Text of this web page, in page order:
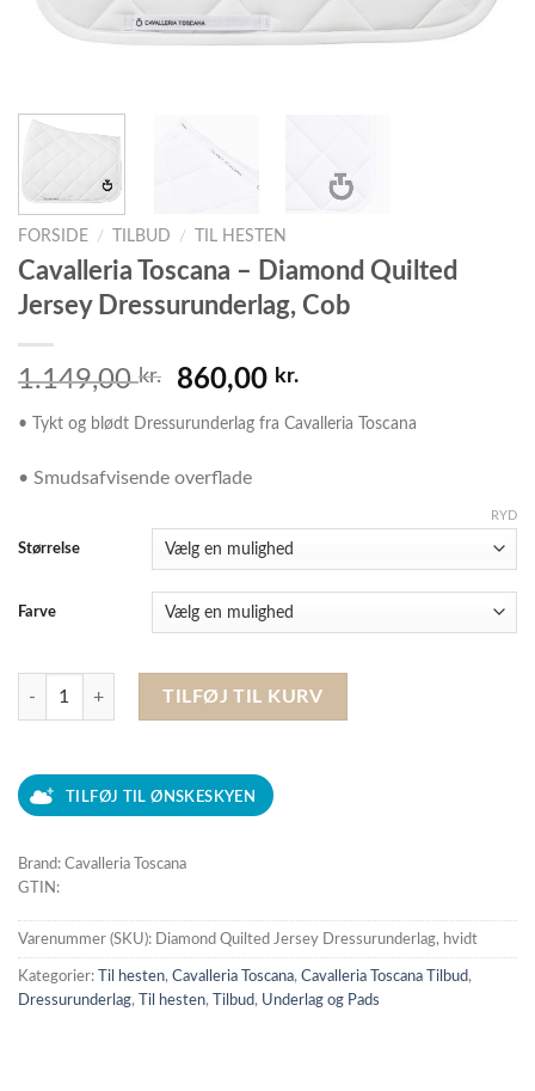
FORSIDE / TILBUD / TIL HESTEN
Cavalleria Toscana – Diamond Quilted
Jersey Dressurunderlag, Cob
1.149,00kr. 860,00 kr.
• Tykt og blødt Dressurunderlag fra Cavalleria Toscana
• Smudsafvisende overflade
Størrelse
Farve
RYD
Cavalleria Toscana - Diamond Quilted Jersey Dressurunderlag, Cob
TILFØJ TIL KURV
TILFØJ TIL ØNSKESKYEN
Brand: Cavalleria Toscana
GTIN:
Varenummer (SKU): Diamond Quilted Jersey Dressurunderlag, hvidt
Kategorier: Til hesten, Cavalleria Toscana, Cavalleria Toscana Tilbud,
Dressurunderlag, Til hesten, Tilbud, Underlag og Pads